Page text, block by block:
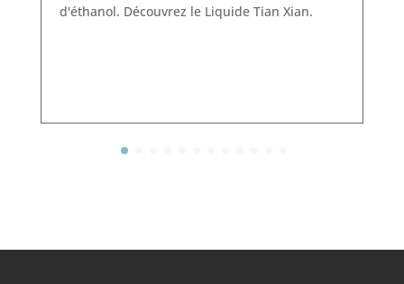
d'éthanol. Découvrez le Liquide Tian Xian.